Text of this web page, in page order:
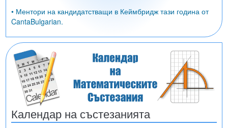
• Ментори на кандидатстващи в Кеймбридж тази година от
CantaBulgarian.
Календар на състезанията